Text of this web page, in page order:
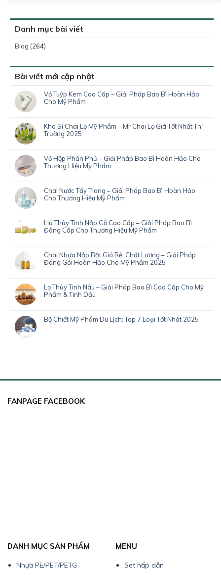
Danh mục bài viết
Blog (264)
Bài viết mới cập nhật
Vỏ Tuýp Kem Cao Cấp – Giải Pháp Bao Bì Hoàn Hảo
Cho Mỹ Phẩm
Kho Sỉ Chai Lọ Mỹ Phẩm – Mr Chai Lọ Giá Tốt Nhất Thị
Trường 2025
Vỏ Hộp Phấn Phủ – Giải Pháp Bao Bì Hoàn Hảo Cho
Thương Hiệu Mỹ Phẩm
Chai Nước Tẩy Trang – Giải Pháp Bao Bì Hoàn Hảo
Cho Thương Hiệu Mỹ Phẩm
Hũ Thủy Tinh Nắp Gỗ Cao Cấp – Giải Pháp Bao Bì
Đẳng Cấp Cho Thương Hiệu Mỹ Phẩm
Chai Nhựa Nắp Bật Giá Rẻ, Chất Lượng – Giải Pháp
Đóng Gói Hoàn Hảo Cho Mỹ Phẩm 2025
Lọ Thủy Tinh Nâu – Giải Pháp Bao Bì Cao Cấp Cho Mỹ
Phẩm & Tinh Dầu
Bộ Chiết Mỹ Phẩm Du Lịch: Top 7 Loại Tốt Nhất 2025
FANPAGE FACEBOOK
DANH MỤC SẢN PHẨM
Nhựa PE/PET/PETG
MENU
Set hấp dẫn